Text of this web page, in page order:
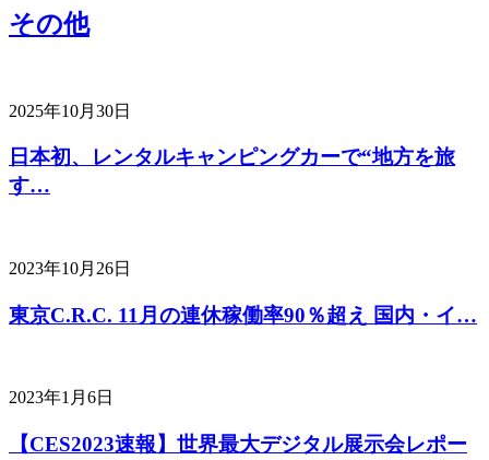
その他
2025年10月30日
日本初、レンタルキャンピングカーで“地方を旅
す…
2023年10月26日
東京C.R.C. 11月の連休稼働率90％超え 国内・イ…
2023年1月6日
【CES2023速報】世界最大デジタル展示会レポー